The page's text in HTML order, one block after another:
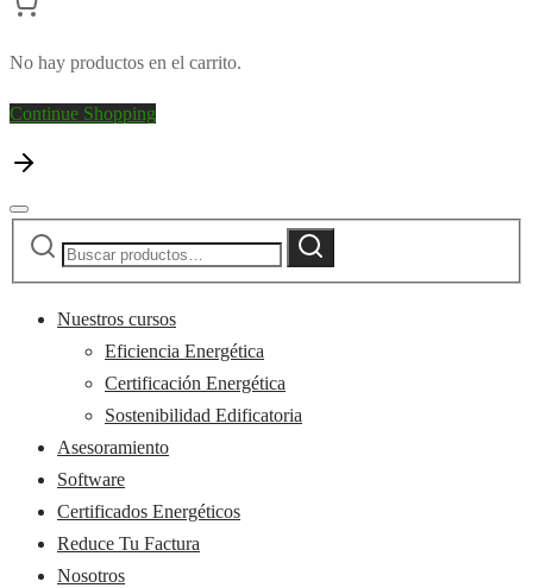
No hay productos en el carrito.
Continue Shopping
Buscar
Buscar
Nuestros cursos
Eficiencia Energética
Certificación Energética
Sostenibilidad Edificatoria
Asesoramiento
Software
Certificados Energéticos
Reduce Tu Factura
Nosotros